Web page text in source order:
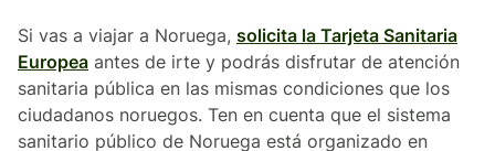
Si vas a viajar a Noruega, solicita la Tarjeta Sanitaria
Europea antes de irte y podrás disfrutar de atención
sanitaria pública en las mismas condiciones que los
ciudadanos noruegos. Ten en cuenta que el sistema
sanitario público de Noruega está organizado en